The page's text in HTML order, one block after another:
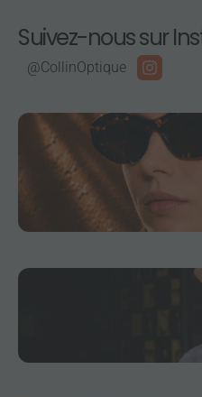
Suivez-nous sur
@CollinOptique
Il y a des marques qui
combinaison entre
😁